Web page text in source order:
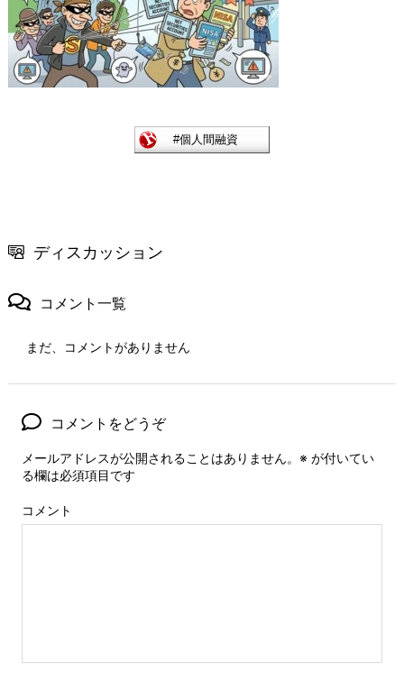
ディスカッション
コメント一覧
まだ、コメントがありません
コメントをどうぞ
メールアドレスが公開されることはありません。 ※ が付いてい
る欄は必須項目です
コメント